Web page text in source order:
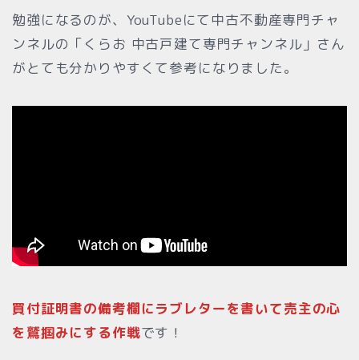
勉強になるのが、YouTubeにて中古不動産専門チャ
ンネルの「くらお 中古戸建て専門チャンネル」さん
がとても分かりやすくて参考になりました。
買付証明書の備考欄にラブレターを書いて売主の心
を鷲掴みにする作戦です！